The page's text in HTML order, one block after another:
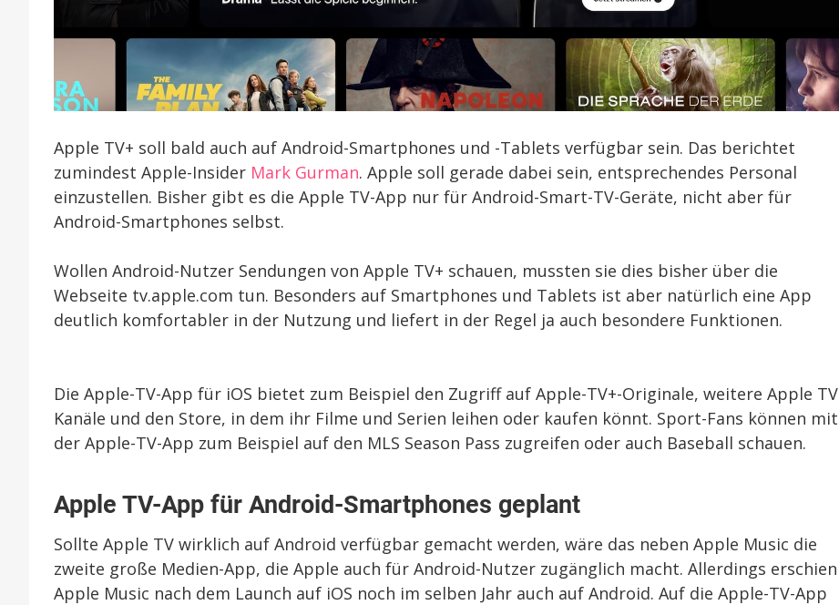
Apple TV+ soll bald auch auf Android-Smartphones und -Tablets verfügbar sein. Das berichtet
zumindest Apple-Insider Mark Gurman. Apple soll gerade dabei sein, entsprechendes Personal
einzustellen. Bisher gibt es die Apple TV-App nur für Android-Smart-TV-Geräte, nicht aber für
Android-Smartphones selbst.
Wollen Android-Nutzer Sendungen von Apple TV+ schauen, mussten sie dies bisher über die
Webseite tv.apple.com tun. Besonders auf Smartphones und Tablets ist aber natürlich eine App
deutlich komfortabler in der Nutzung und liefert in der Regel ja auch besondere Funktionen.
Die Apple-TV-App für iOS bietet zum Beispiel den Zugriff auf Apple-TV+-Originale, weitere Apple TV
Kanäle und den Store, in dem ihr Filme und Serien leihen oder kaufen könnt. Sport-Fans können mit
der Apple-TV-App zum Beispiel auf den MLS Season Pass zugreifen oder auch Baseball schauen.
Apple TV-App für Android-Smartphones geplant
Sollte Apple TV wirklich auf Android verfügbar gemacht werden, wäre das neben Apple Music die
zweite große Medien-App, die Apple auch für Android-Nutzer zugänglich macht. Allerdings erschien
Apple Music nach dem Launch auf iOS noch im selben Jahr auch auf Android. Auf die Apple-TV-App